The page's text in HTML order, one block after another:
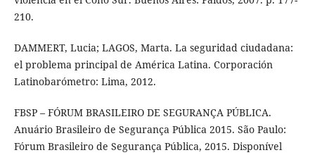
210.
DAMMERT, Lucia; LAGOS, Marta. La seguridad ciudadana:
el problema principal de América Latina. Corporación
Latinobarómetro: Lima, 2012.
FBSP – FÓRUM BRASILEIRO DE SEGURANÇA PÚBLICA.
Anuário Brasileiro de Segurança Pública 2015. São Paulo:
Fórum Brasileiro de Segurança Pública, 2015. Disponível